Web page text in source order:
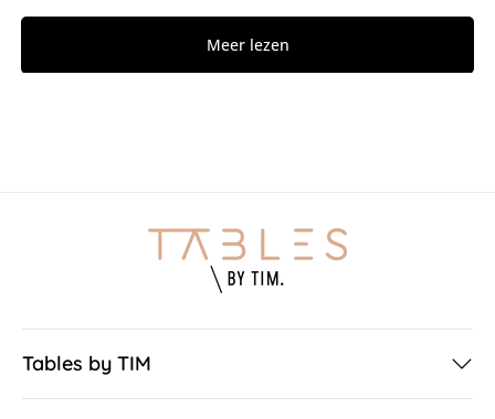
Meer lezen
Tables by TIM